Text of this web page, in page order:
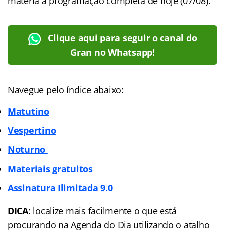
Clique aqui para seguir o canal do
Gran no Whatsapp!
Navegue pelo índice abaixo:
Matutino
Vespertino
Noturno
Materiais gratuitos
Assinatura Ilimitada9.0
DICA: localize mais facilmente o que está
procurando na Agenda do Dia utilizando o atalho